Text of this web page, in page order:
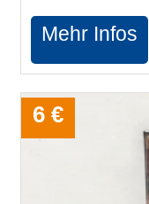
Mehr Infos
6 €